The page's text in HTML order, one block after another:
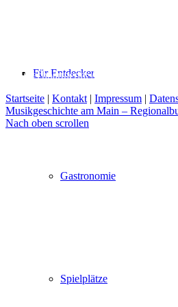
Für Entdecker
Gastronomie
Spielplätze
Ansprechpartnerin: Alexa Sigmund
Startseite
Kontakt| Impressum
Musikgeschichte am Main –
Nach oben scrollen